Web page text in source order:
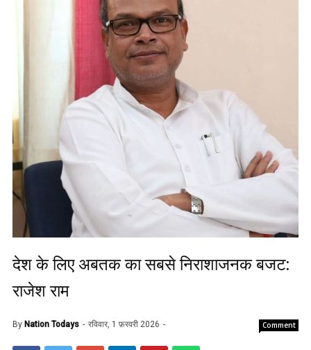
देश के लिए अबतक का सबसे निराशाजनक बजट:
राजेश राम
By Nation Todays रविवार, 1 फ़रवरी 2026 Comment